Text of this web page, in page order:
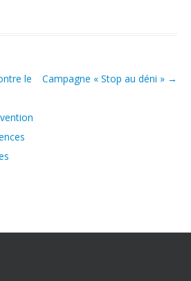
groupes de parole
Paris
de paroles
le
Campagne « Stop au déni » →